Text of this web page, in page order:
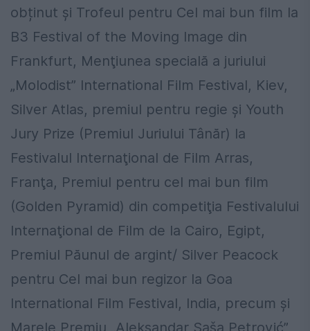
obținut și Trofeul pentru Cel mai bun film la
B3 Festival of the Moving Image din
Frankfurt, Menţiunea specială a juriului
„Molodist” International Film Festival, Kiev,
Silver Atlas, premiul pentru regie şi Youth
Jury Prize (Premiul Juriului Tânăr) la
Festivalul Internaţional de Film Arras,
Franţa, Premiul pentru cel mai bun film
(Golden Pyramid) din competiţia Festivalului
Internaţional de Film de la Cairo, Egipt,
Premiul Păunul de argint/ Silver Peacock
pentru Cel mai bun regizor la Goa
International Film Festival, India, precum şi
Marele Premiu „Aleksandar Saša Petrović”